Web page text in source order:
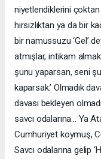
niyetlendiklerini çoktan
hırsızlıktan ya da bir
bir namussuzu ‘Gel’
atmışlar, intikam
şunu yaparsan, seni
kaparsak.’ Olmadık
davası bekleyen
savcı odalarına… Ya
Cumhuriyet koymuş,
Savcı odalarına gelip